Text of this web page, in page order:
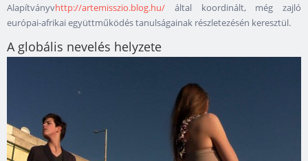
Alapítványvhttp://artemisszio.blog.hu/ által koordinált, még zajló
európai-afrikai együttműködés tanulságainak részletezésén keresztül.
A globális nevelés helyzete